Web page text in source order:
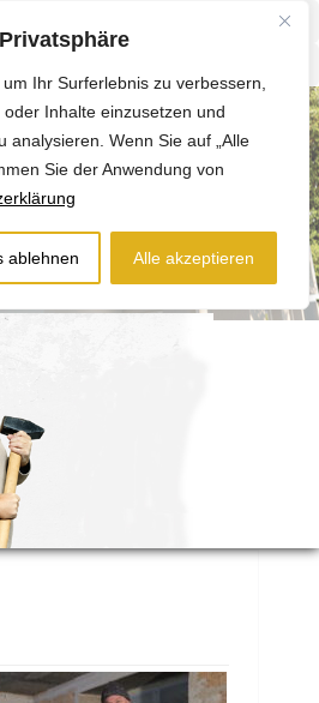
Ihr Surferlebnis zu verbessern,
Inhalte einzusetzen und
analysieren. Wenn Sie auf „Alle
Sie der Anwendung von
ablehnen Alle akzeptieren